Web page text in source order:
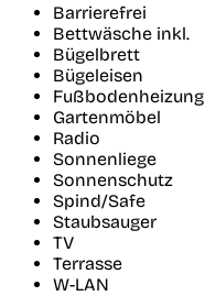
Barrierefrei
Bettwäsche inkl.
Bügelbrett
Bügeleisen
Fußbodenheizung
Gartenmöbel
Radio
Sonnenliege
Sonnenschutz
Spind/Safe
Staubsauger
TV
Terrasse
W-LAN